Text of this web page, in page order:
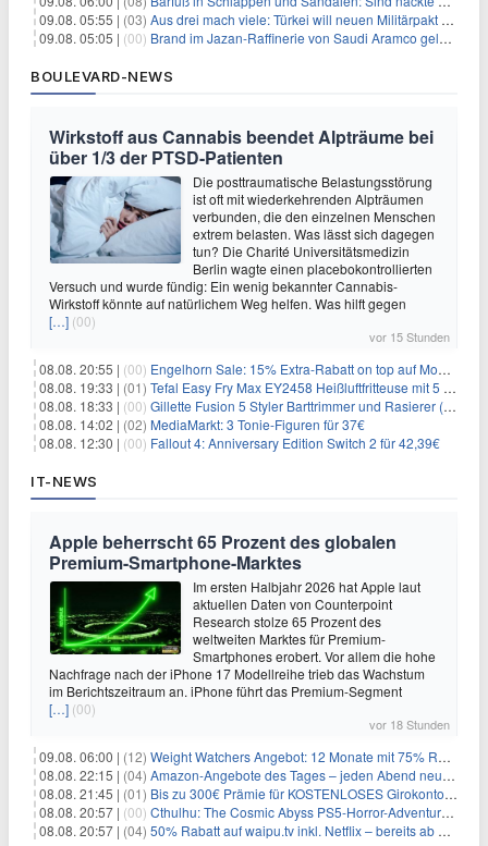
09.08. 05:55 | (03) Aus drei mach viele: Türkei will neuen Militärpakt erweitern
09.08. 05:05 | (00) Brand im Jazan-Raffinerie von Saudi Aramco gelöscht: Auswirkungen auf die Energiemärkte
BOULEVARD-NEWS
Wirkstoff aus Cannabis beendet Alpträume bei
über 1/3 der PTSD-Patienten
Die posttraumatische Belastungsstörung
ist oft mit wiederkehrenden Alpträumen
verbunden, die den einzelnen Menschen
extrem belasten. Was lässt sich dagegen
tun? Die Charité Universitätsmedizin
Berlin wagte einen placebokontrollierten
Versuch und wurde fündig: Ein wenig bekannter Cannabis-
Wirkstoff könnte auf natürlichem Weg helfen. Was hilft gegen
[…] (00)
vor 15 Stunden
08.08. 20:55 | (00) Engelhorn Sale: 15% Extra-Rabatt on top auf Mode- und Sport-Artikel
08.08. 19:33 | (01) Tefal Easy Fry Max EY2458 Heißluftfritteuse mit 5 Litern für 64,99€
08.08. 18:33 | (00) Gillette Fusion 5 Styler Barttrimmer und Rasierer (All in One) für 16€
08.08. 14:02 | (02) MediaMarkt: 3 Tonie-Figuren für 37€
08.08. 12:30 | (00) Fallout 4: Anniversary Edition Switch 2 für 42,39€
IT-NEWS
Apple beherrscht 65 Prozent des globalen
Premium-Smartphone-Marktes
Im ersten Halbjahr 2026 hat Apple laut
aktuellen Daten von Counterpoint
Research stolze 65 Prozent des
weltweiten Marktes für Premium-
Smartphones erobert. Vor allem die hohe
Nachfrage nach der iPhone 17 Modellreihe trieb das Wachstum
im Berichtszeitraum an. iPhone führt das Premium-Segment
[…] (00)
vor 18 Stunden
09.08. 06:00 | (12) Weight Watchers Angebot: 12 Monate mit 75% Rabatt ab 6,25€/Monat
08.08. 22:15 | (04) Amazon-Angebote des Tages – jeden Abend neue Deals zum Stöbern
08.08. 21:45 | (01) Bis zu 300€ Prämie für KOSTENLOSES Girokonto bei der Santander – 50€ schon nach 1 Woche!
08.08. 20:57 | (00) Cthulhu: The Cosmic Abyss PS5-Horror-Adventure für 27,99€
08.08. 20:57 | (04) 50% Rabatt auf waipu.tv inkl. Netflix – bereits ab 9€/Monat (statt 17,99€)